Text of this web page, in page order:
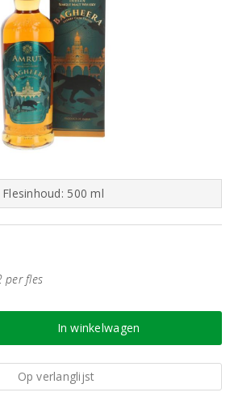
Flesinhoud: 500 ml
per fles
In winkelwagen
Op verlanglijst